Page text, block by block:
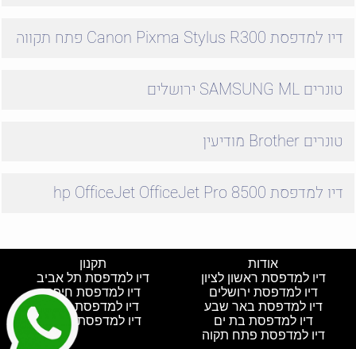
דיו למדפסת Canon Pixma Stylus R300 פתח תקווה
טונרים SAMSUNG ML ירושלים
טונרים Brother מודיעין
דיו למדפסת hp OfficeJet OfficeJet Pro 8500
אודות
תקנון
דיו למדפסת ראשון לציון
דיו למדפסת תל אביב
דיו למדפסת ירושלים
דיו למדפסת חיפה
דיו למדפסת באר שבע
דיו למדפסת חולון
דיו למדפסת בת ים
דיו למדפסת נתניה
דיו למדפסת פתח תקוה